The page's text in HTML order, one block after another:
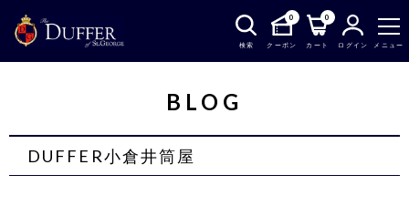
検索
0
クーポン
0
カート ログイン メニュー
BLOG
DUFFER小倉井筒屋